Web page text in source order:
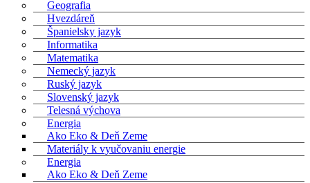
Geografia
Hvezdáreň
Španielsky jazyk
Informatika
Matematika
Nemecký jazyk
Ruský jazyk
Slovenský jazyk
Telesná výchova
Energia
Ako Eko & Deň Zeme
Materiály k vyučovaniu energie
Energia
Ako Eko & Deň Zeme